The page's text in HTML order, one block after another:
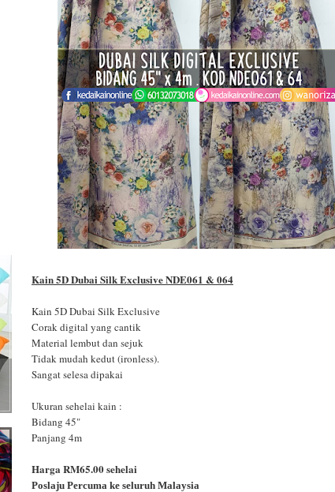
Kain 5D Dubai Silk Exclusive NDE061 & 064
Kain 5D Dubai Silk Exclusive
Corak digital yang cantik
Material lembut dan sejuk
Tidak mudah kedut (ironless).
Sangat selesa dipakai
Ukuran sehelai kain :
Bidang 45"
Panjang 4m
Harga RM65.00 sehelai
Poslaju Percuma ke seluruh Malaysia